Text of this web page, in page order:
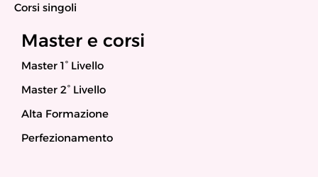
Corsi singoli
Master e corsi
Master 1° Livello
Master 2° Livello
Alta Formazione
Perfezionamento